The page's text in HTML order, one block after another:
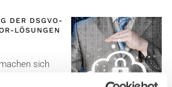
DER DSGVO-
LÖSUNGEN
sich